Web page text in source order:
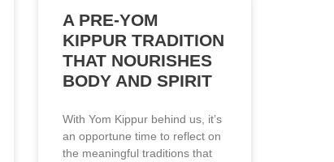
A PRE-YOM
KIPPUR TRADITION
THAT NOURISHES
BODY AND SPIRIT
With Yom Kippur behind us, it’s
an opportune time to reflect on
the meaningful traditions that